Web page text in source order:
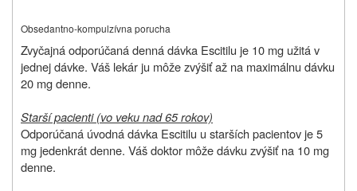
Obsedantno-kompulzívna porucha
Zvyčajná odporúčaná denná dávka Escitilu je 10 mg užitá v
jednej dávke. Váš lekár ju môže zvýšiť až na maximálnu dávku
20 mg denne.
Starší pacienti (vo veku nad 65 rokov)
Odporúčaná úvodná dávka Escitilu u starších pacientov je 5
mg jedenkrát denne. Váš doktor môže dávku zvýšiť na 10 mg
denne.